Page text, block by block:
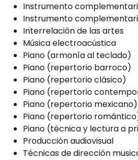
Instrumento
Instrumento
Interrelación de las artes
Música electroacústica
Piano (armonía al teclado)
Piano (repertorio barroco)
Piano (repertorio clásico)
Piano (repertorio
Piano (repertorio mexicano)
Piano (repertorio
Piano (técnica y lectura a
Producción audiovisual
Técnicas de dirección